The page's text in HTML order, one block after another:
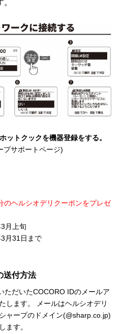
トクックを機器登録をする。
プサポートページ)
のヘルシオデリクーポンをプレゼ
月上旬
月31日まで
送付方法
ただいたCOCORO IDのメールア
します。 メールはヘルシオデリ
ャープのドメイン(@sharp.co.jp)
ます。